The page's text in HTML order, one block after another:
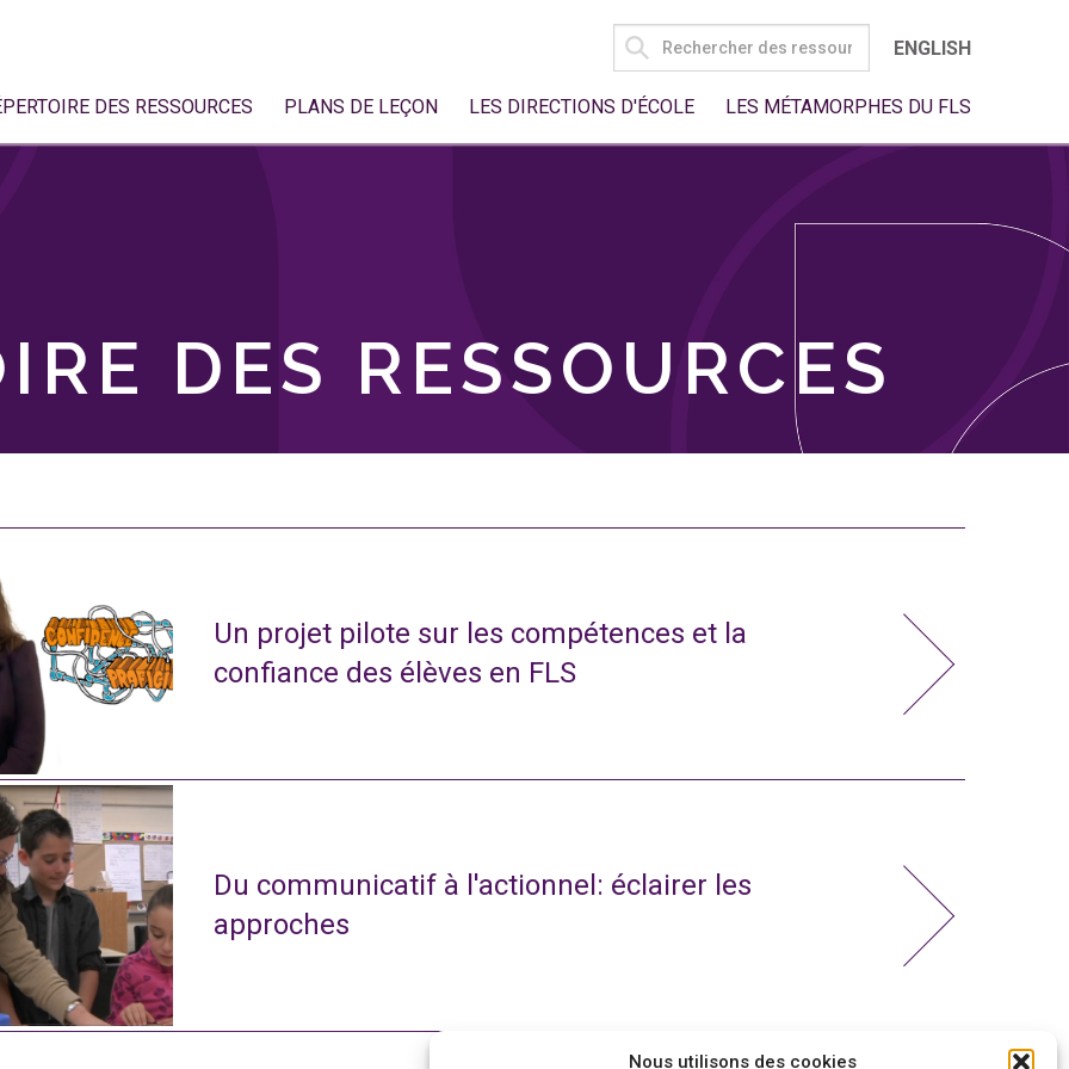
Nous utilisons des cookies
SEARCH
FOR:
ENGLISH
DES RESSOURCES PLANS DE LEÇON LES DIRECTIONS D'ÉCOLE LES MÉTAMORPHES DU FLS
DES RESSOURCES
Un projet pilote sur les compétences et la
confiance des élèves en FLS
Du communicatif à l'actionnel: éclairer les
approches